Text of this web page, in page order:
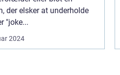
der elsker at underholde
"joke...
2024